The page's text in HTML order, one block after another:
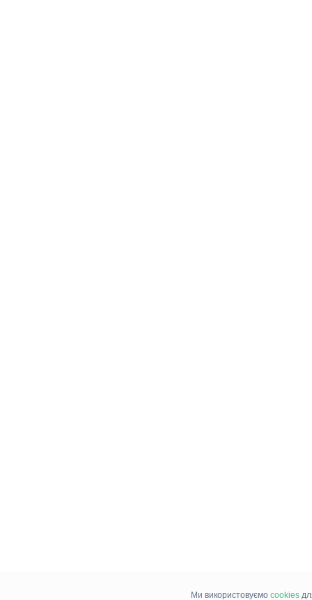
Ми використовуємо cookies